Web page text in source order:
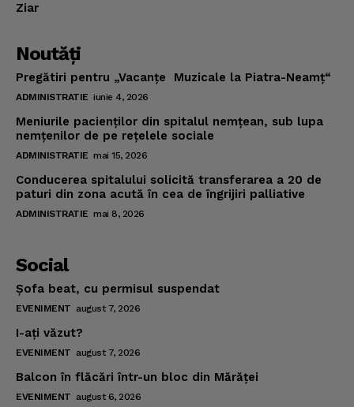
Ziar
Noutăţi
Pregătiri pentru „Vacanţe Muzicale la Piatra-Neamţ“
ADMINISTRATIE iunie 4, 2026
Meniurile pacienţilor din spitalul nemţean, sub lupa
nemţenilor de pe reţelele sociale
ADMINISTRATIE mai 15, 2026
Conducerea spitalului solicită transferarea a 20 de
paturi din zona acută în cea de îngrijiri palliative
ADMINISTRATIE mai 8, 2026
Social
Şofa beat, cu permisul suspendat
EVENIMENT august 7, 2026
I-aţi văzut?
EVENIMENT august 7, 2026
Balcon în flăcări într-un bloc din Mărăţei
EVENIMENT august 6, 2026